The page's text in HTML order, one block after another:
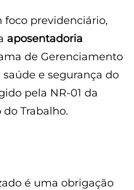
previdenciário,
aposentadoria
de Gerenciamento
e segurança do
pela NR-01 da
Trabalho.
é uma obrigação